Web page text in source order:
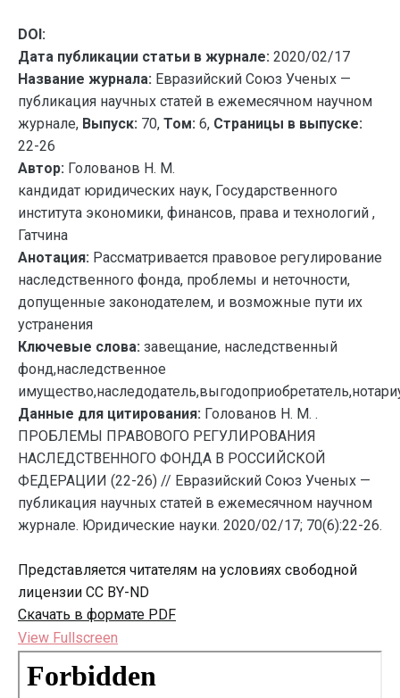
DOI:
Дата публикации статьи в журнале: 2020/02/17
Название журнала: Евразийский Союз Ученых —
публикация научных статей в ежемесячном научном
журнале, Выпуск: 70, Том: 6, Страницы в выпуске:
22-26
Автор: Голованов Н. М.
кандидат юридических наук, Государственного
института экономики, финансов, права и технологий ,
Гатчина
Анотация: Рассматривается правовое регулирование
наследственного фонда, проблемы и неточности,
допущенные законодателем, и возможные пути их
устранения
Ключевые слова: завещание, наследственный
фонд,наследственное
Данные для цитирования: Голованов Н. М. .
ПРОБЛЕМЫ ПРАВОВОГО РЕГУЛИРОВАНИЯ
НАСЛЕДСТВЕННОГО ФОНДА В РОССИЙСКОЙ
ФЕДЕРАЦИИ (22-26) // Евразийский Союз Ученых —
публикация научных статей в ежемесячном научном
журнале. Юридические науки. 2020/02/17; 70(6):22-26.
Представляется читателям на условиях свободной
лицензии CC BY-ND
Скачать в формате PDF
View Fullscreen
Перейти